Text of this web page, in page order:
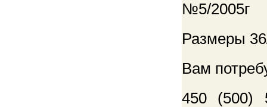
№5/2005г
Размеры
Вам
450 (500)